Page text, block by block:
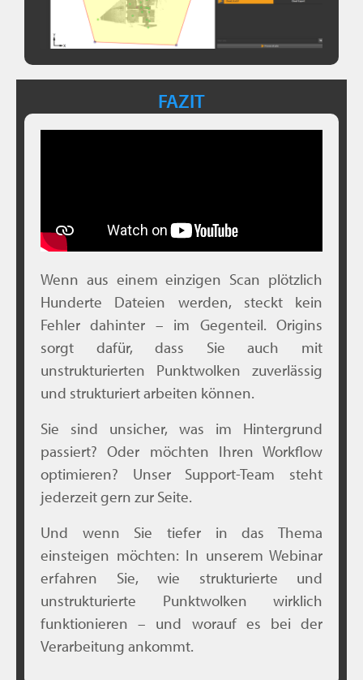
FAZIT
Wenn aus einem einzigen Scan plötzlich
Hunderte Dateien werden, steckt kein
Fehler dahinter – im Gegenteil. Origins
sorgt dafür, dass Sie auch mit
unstrukturierten Punktwolken zuverlässig
und strukturiert arbeiten können.
Sie sind unsicher, was im Hintergrund
passiert? Oder möchten Ihren Workflow
optimieren? Unser Support-Team steht
jederzeit gern zur Seite.
Und wenn Sie tiefer in das Thema
einsteigen möchten: In unserem Webinar
erfahren Sie, wie strukturierte und
unstrukturierte Punktwolken wirklich
funktionieren – und worauf es bei der
Verarbeitung ankommt.